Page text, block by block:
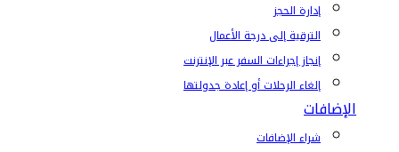
إدارة الحجز
الترقية إلى درجة الأعمال
إنجاز إجراءات السفر عبر الإنترنت
إلغاء الرحلات أو إعادة جدولتها
الإضافات
شراء الإضافات